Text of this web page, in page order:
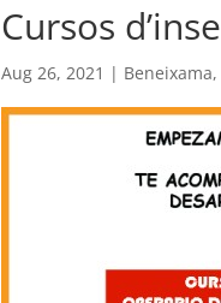
Cursos
Aug 26, 2021 | Beneixama,